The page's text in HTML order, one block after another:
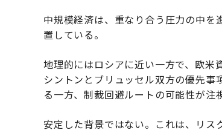
中規模経済は、重なり合う圧力の中
置している。
地理的にはロシアに近い一方で、欧米
シントンとブリュッセル双方の優先
る一方、制裁回避ルートの可能性が注
安定した背景ではない。これは、リス